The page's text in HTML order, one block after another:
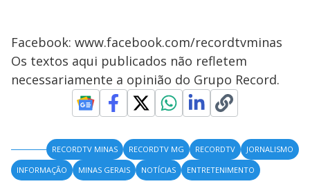
Facebook: www.facebook.com/recordtvminas
Os textos aqui publicados não refletem
necessariamente a opinião do Grupo Record.
RECORDTV MINAS RECORDTV MG RECORDTV
JORNALISMO
INFORMAÇÃO
MINAS GERAIS NOTÍCIAS ENTRETENIMENTO